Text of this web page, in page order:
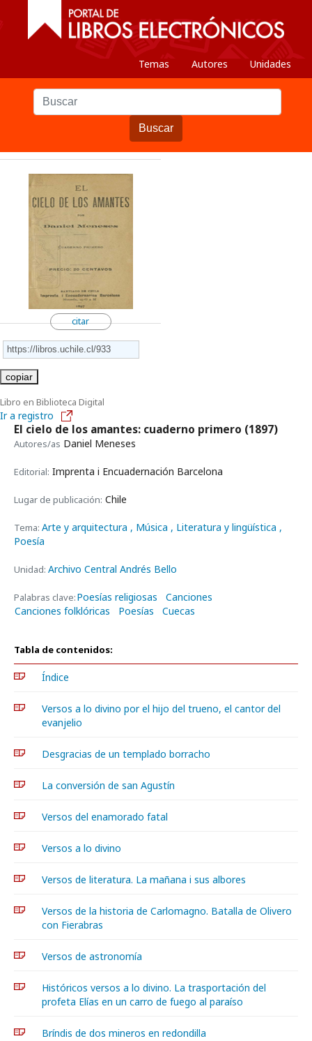
Temas Autores Unidades
Buscar
citar
copiar
Libro en Biblioteca Digital
Ir a registro
El cielo de los amantes: cuaderno primero (1897)
Autores/as Daniel Meneses
Editorial: Imprenta i Encuadernación Barcelona
Lugar de publicación: Chile
Tema: Arte y arquitectura , Música , Literatura y lingüística ,
Poesía
Unidad: Archivo Central Andrés Bello
Palabras clave:Poesías religiosas
Canciones
Canciones folklóricas
Poesías Cuecas
Tabla de contenidos:
Índice
Versos a lo divino por el hijo del trueno, el cantor del
evanjelio
Desgracias de un templado borracho
La conversión de san Agustín
Versos del enamorado fatal
Versos a lo divino
Versos de literatura. La mañana i sus albores
Versos de la historia de Carlomagno. Batalla de Olivero
con Fierabras
Versos de astronomía
Históricos versos a lo divino. La trasportación del
profeta Elías en un carro de fuego al paraíso
Bríndis de dos mineros en redondilla